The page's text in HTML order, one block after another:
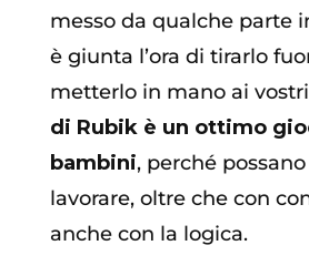
messo da qualche parte
è giunta l’ora di tirarlo
metterlo in mano ai
di Rubik è un ottimo
bambini, perché
lavorare, oltre che con
anche con la logica.